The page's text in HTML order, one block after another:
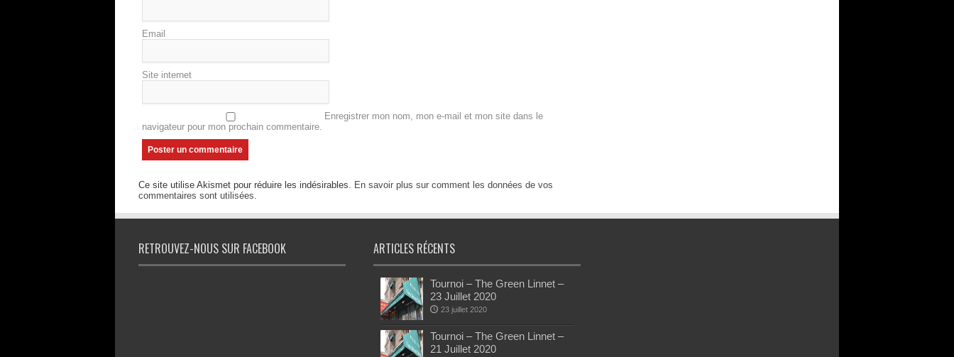
Email
Site internet
Enregistrer mon nom, mon e-mail et mon site dans le
navigateur pour mon prochain commentaire.
Ce site utilise Akismet pour réduire les indésirables. En savoir plus sur comment les données de vos
commentaires sont utilisées.
RETROUVEZ-NOUS SUR FACEBOOK ARTICLES RÉCENTS
Tournoi – The Green Linnet –
23 Juillet 2020
23 juillet 2020
Tournoi – The Green Linnet –
21 Juillet 2020